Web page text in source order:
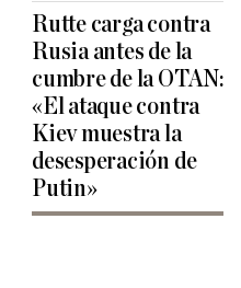
Rutte carga contra
Rusia antes de la
cumbre de la OTAN:
«El ataque contra
Kiev muestra la
desesperación de
Putin»